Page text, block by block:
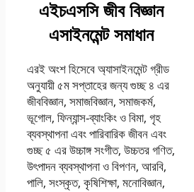
এইচএসসি জীব বিজ্ঞান
এসাইনমেন্ট সমাধান
এরই অংশ হিসেবে অ্যাসাইনমেন্ট গ্রীড
অনুযায়ী ৫ম সপ্তাহের জন্য গুচ্ছ ৪ এর
জীববিজ্ঞান, সমাজবিজ্ঞান, সমাজকর্ম,
ভূগােল, ফিন্যান্স-ব্যাংকিং ও বিমা, গৃহ
ব্যবস্থাপনা এবং পারিবারিক জীবন এবং
গুচ্ছ ৫ এর উচ্চাঙ্গ সংগীত, উচ্চতর গণিত,
উৎপাদন ব্যবস্থাপনা ও বিপণন, আরবি,
পালি, সংস্কৃত, কৃষিশিক্ষা, মনােবিজ্ঞান,